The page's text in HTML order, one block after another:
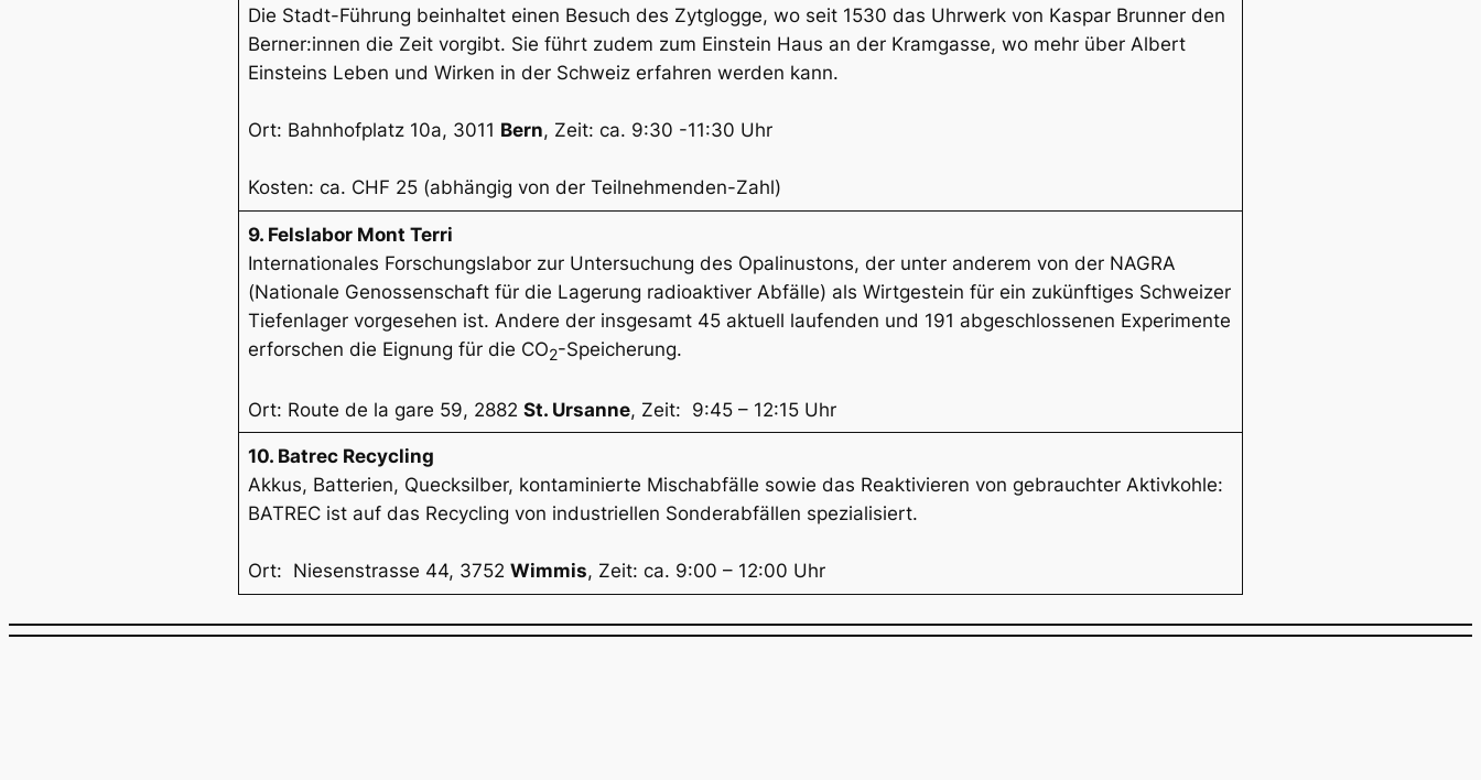
Die Stadt-Führung beinhaltet einen Besuch des Zytglogge, wo seit 1530 das Uhrwerk von Kaspar Brunner den
Berner:innen die Zeit vorgibt. Sie führt zudem zum Einstein Haus an der Kramgasse, wo mehr über Albert
Einsteins Leben und Wirken in der Schweiz erfahren werden kann.
Ort: Bahnhofplatz 10a, 3011 Bern, Zeit: ca. 9:30 -11:30 Uhr
Kosten: ca. CHF 25 (abhängig von der Teilnehmenden-Zahl)
9. Felslabor Mont Terri
Internationales Forschungslabor zur Untersuchung des Opalinustons, der unter anderem von der NAGRA
(Nationale Genossenschaft für die Lagerung radioaktiver Abfälle) als Wirtgestein für ein zukünftiges Schweizer
Tiefenlager vorgesehen ist. Andere der insgesamt 45 aktuell laufenden und 191 abgeschlossenen Experimente
erforschen die Eignung für die CO2-Speicherung.
Ort: Route de la gare 59, 2882St. Ursanne, Zeit: 9:45 – 12:15 Uhr
10. Batrec Recycling
Akkus, Batterien, Quecksilber, kontaminierte Mischabfälle sowie das Reaktivieren von gebrauchter Aktivkohle:
BATREC ist auf das Recycling von industriellen Sonderabfällen spezialisiert.
Ort: Niesenstrasse 44, 3752Wimmis, Zeit: ca. 9:00 – 12:00 Uhr